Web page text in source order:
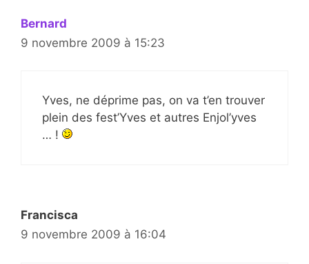
Bernard
9 novembre 2009 à 15:23
Yves, ne déprime pas, on va t’en trouver
plein des fest’Yves et autres Enjol’yves
… !
Francisca
9 novembre 2009 à 16:04